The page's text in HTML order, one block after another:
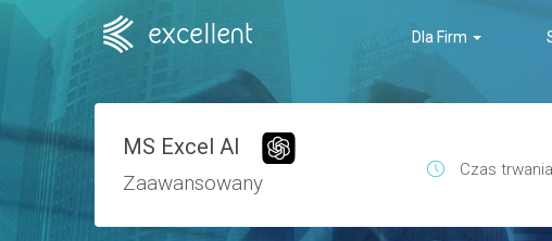
Dla Firm
MS Excel AI
Zaawansowany
Czas